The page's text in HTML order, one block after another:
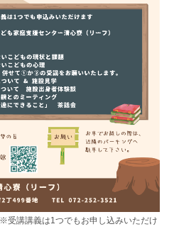
義は1つでもお申し込みいただけ